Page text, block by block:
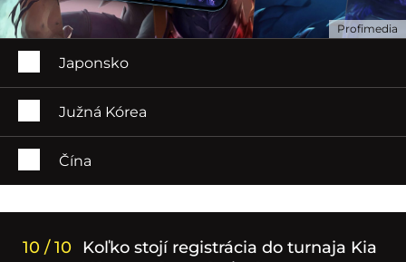
Profimedia
Japonsko
Južná Kórea
Čína
10 / 10 Koľko stojí registrácia do turnaja Kia